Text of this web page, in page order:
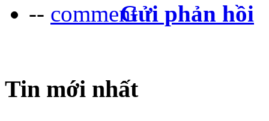
-- Gửi phản hồi
Tin mới nhất